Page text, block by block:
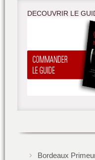
DECOUVRIR LE
Bordeaux